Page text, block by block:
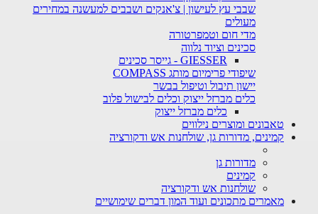
שבבי עץ לעישון | צ'אנקים ושבבים למעשנה במחירים
מעולים
מדי חום וטמפרטורה
סכינים וציוד נלווה
GIESSER - גייסר סכינים
שיפודי פרימיום מותג COMPASS
יישון תיבול וטיפול בבשר
כלים מברזל ייצוק וכלים לבישול פלוב
כלים מברזל ייצוק
טאבונים ומוצרים נילווים
קמינים, מדורות גן, שולחנות אש ודקורציה
מדורות גן
קמינים
שולחנות אש ודקורציה
מאמרים מתכונים ועוד המון דברים שימושיים